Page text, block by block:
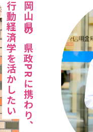
岡山県の県政PRに携わり、
行動経済学を活かしたい